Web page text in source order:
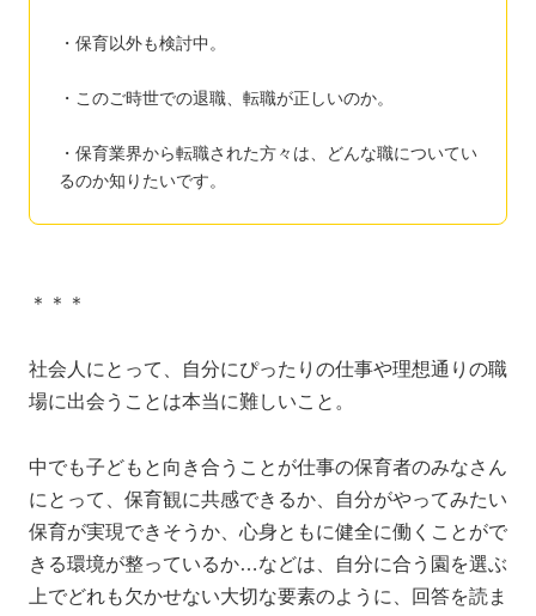
・保育以外も検討中。
・このご時世での退職、転職が正しいのか。
・保育業界から転職された方々は、どんな職についてい
るのか知りたいです。
＊＊＊
社会人にとって、自分にぴったりの仕事や理想通りの職
場に出会うことは本当に難しいこと。
中でも子どもと向き合うことが仕事の保育者のみなさん
にとって、保育観に共感できるか、自分がやってみたい
保育が実現できそうか、心身ともに健全に働くことがで
きる環境が整っているか…などは、自分に合う園を選ぶ
上でどれも欠かせない大切な要素のように、回答を読ま